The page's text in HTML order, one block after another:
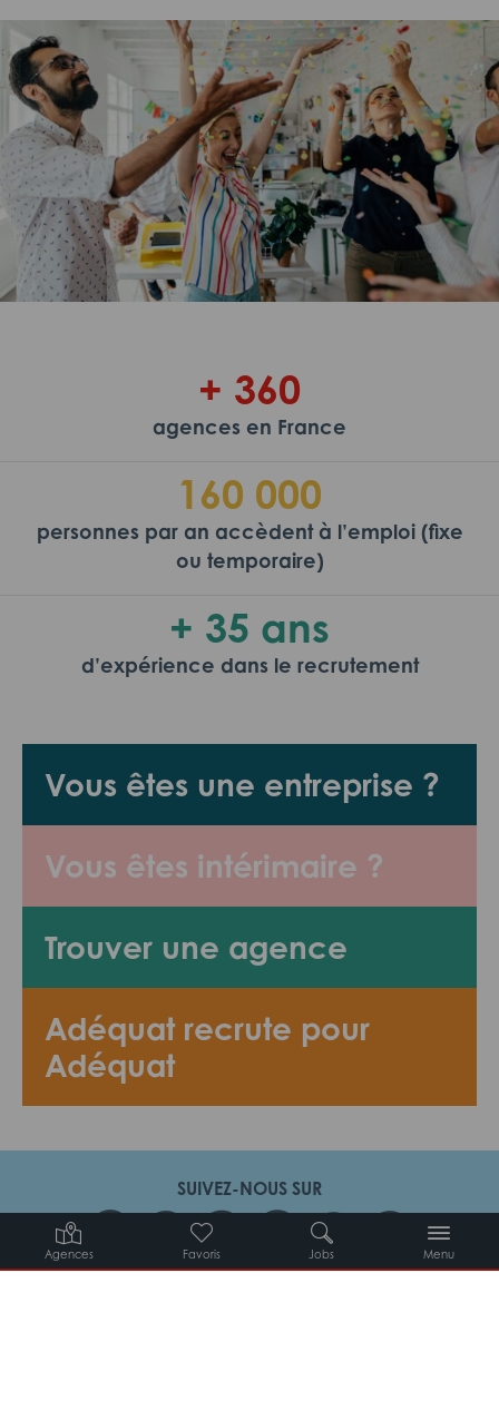
Agences Favoris Jobs Menu
Vous êtes une entreprise ?
Vous êtes intérimaire ?
Trouver une agence
Adéquat recrute pour
Adéquat
+ 360
agences en France
160 000
personnes par an accèdent à l’emploi (fixe
ou temporaire)
+ 35 ans
d’expérience dans le recrutement
SUIVEZ-NOUS SUR